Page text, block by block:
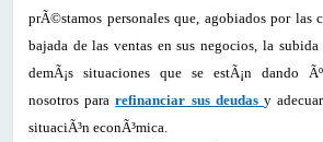
prÃ©stamos personales que, agobiados por las
bajada de las ventas en sus negocios, la
demÃ¡s situaciones que se estÃ¡n dando
nosotros pararefinanciar sus deudas y
situaciÃ³n econÃ³mica.